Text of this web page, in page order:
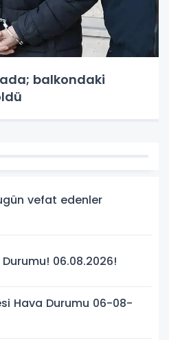
balkondaki
vefat edenler
06.08.2026!
Hava Durumu 06-08-